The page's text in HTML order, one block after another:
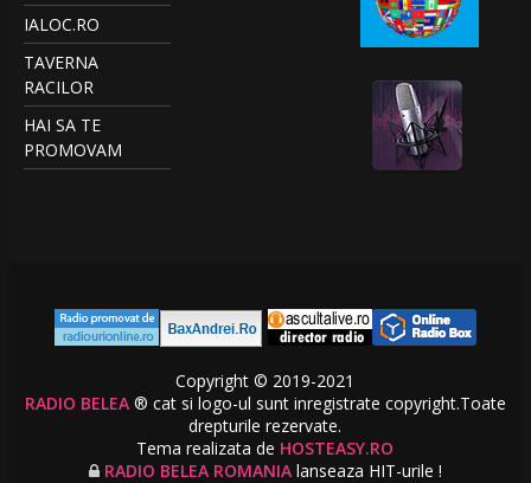
IALOC.RO
TAVERNA
RACILOR
HAI SA TE
PROMOVAM
Copyright © 2019-2021
RADIO BELEA® cat si logo-ul sunt inregistrate copyright.Toate
drepturile rezervate.
Tema realizata de HOSTEASY.RO
RADIO BELEA ROMANIAlanseaza HIT-urile !